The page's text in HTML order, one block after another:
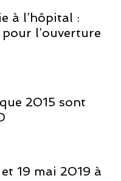
à l’hôpital :
l’ouverture
2015 sont
19 mai 2019 à